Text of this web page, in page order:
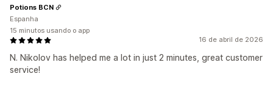
16 de abril de 2026
N. Nikolov has helped me a lot in just 2 minutes, great customer
service!
Potions BCN
Espanha
15 minutos usando o app